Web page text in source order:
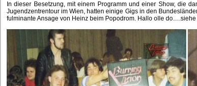
In dieser Besetzung, mit einem Programm und einer Show, die
Jugendzentrentour im Wien, hatten einige Gigs in den
fulminante Ansage von Heinz beim Popodrom. Hallo olle